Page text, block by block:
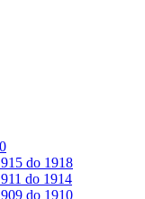
do 1918
do 1914
do 1910